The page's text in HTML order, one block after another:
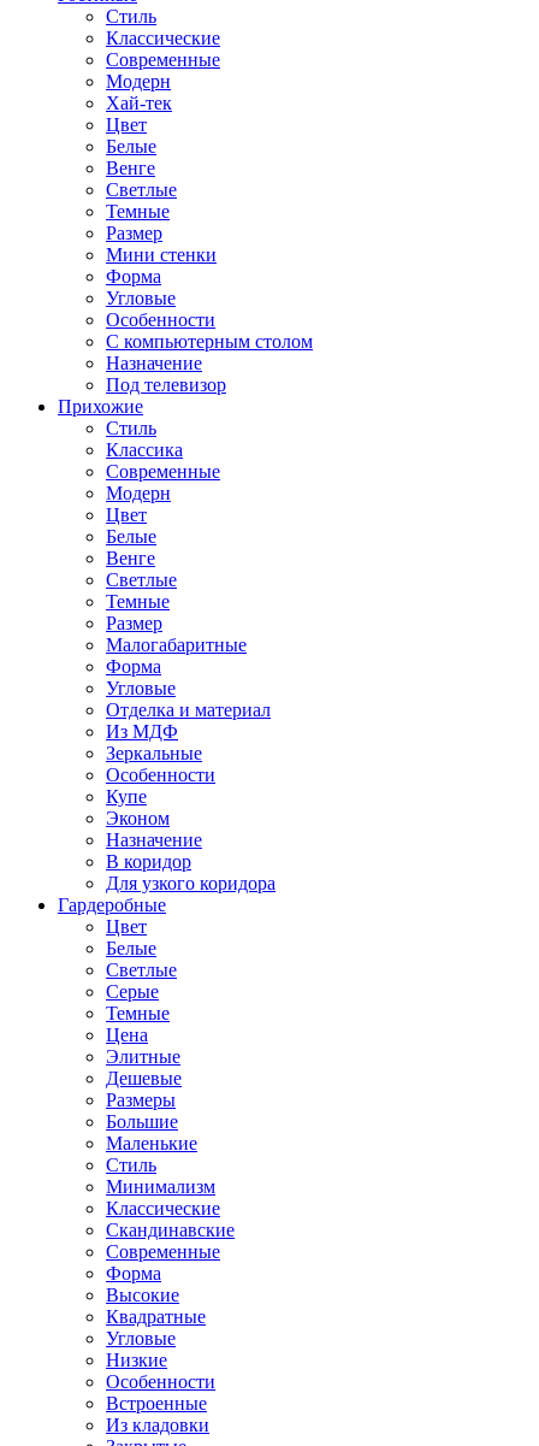
Стиль
Классические
Современные
Модерн
Хай-тек
Цвет
Белые
Венге
Светлые
Темные
Размер
Мини стенки
Форма
Угловые
Особенности
С компьютерным столом
Назначение
Под телевизор
Прихожие
Стиль
Классика
Современные
Модерн
Цвет
Белые
Венге
Светлые
Темные
Размер
Малогабаритные
Форма
Угловые
Отделка и материал
Из МДФ
Зеркальные
Особенности
Купе
Эконом
Назначение
В коридор
Для узкого коридора
Гардеробные
Цвет
Белые
Светлые
Серые
Темные
Цена
Элитные
Дешевые
Размеры
Большие
Маленькие
Стиль
Минимализм
Классические
Скандинавские
Современные
Форма
Высокие
Квадратные
Угловые
Низкие
Особенности
Встроенные
Из кладовки